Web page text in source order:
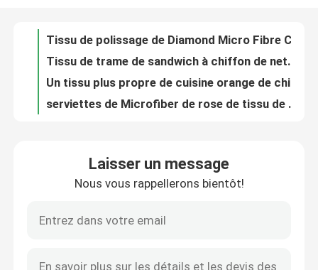
Contrôle de la qualité
Contact
Fibre d'agrafe visqueuse
Fibre discontinue de polyester recyclé
Fibre discontinue de polypropylène
Tissu de trame de sandwich à chiffon de nettoyage de Microfiber de polyester pour la cuisine
serviettes de Microfiber de rose de tissu de fenêtre de 300gsm Microfiber pour le nettoyage de salle de bains
Laisser un message
Nous vous rappellerons bientôt!